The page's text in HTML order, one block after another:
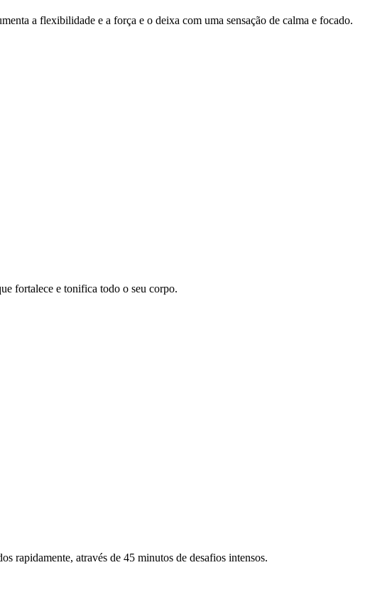
a flexibilidade e a força e o deixa com uma sensação de calma e focado.
fortalece e tonifica todo o seu corpo.
rapidamente, através de 45 minutos de desafios intensos.